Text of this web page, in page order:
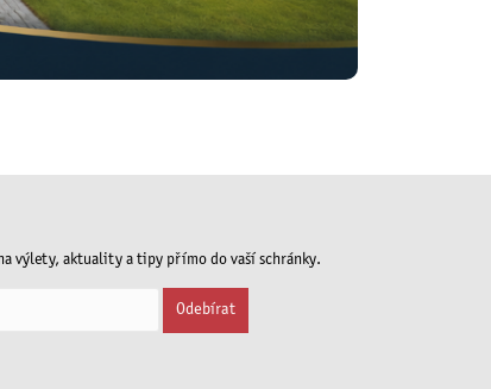
výlety, aktuality a tipy přímo do vaší schránky.
Odebírat